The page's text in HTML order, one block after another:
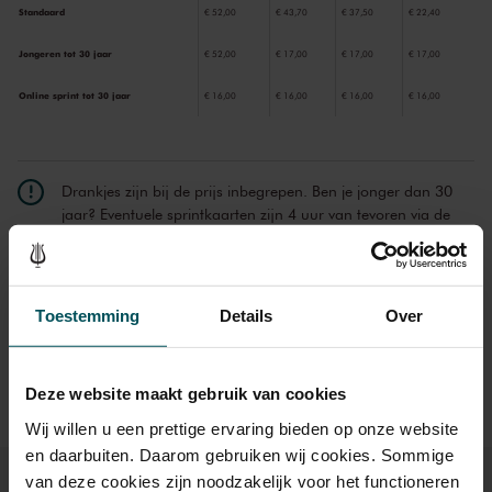
Toestemming Details Over
Deze website maakt gebruik van cookies
Wij willen u een prettige ervaring bieden op onze website
en daarbuiten. Daarom gebruiken wij cookies. Sommige
van deze cookies zijn noodzakelijk voor het functioneren
Standaard € 52,00 € 43,70 € 37,50 € 22,40
Jongeren tot 30 jaar € 52,00 € 17,00 € 17,00 € 17,00
Online sprint tot 30 jaar € 16,00 € 16,00 € 16,00 € 16,00
Drankjes zijn bij de prijs inbegrepen. Ben je jonger dan 30
jaar? Eventuele sprintkaarten zijn 4 uur van tevoren via de
u rolstoelplaatsen bestellen? Mail naar
kassa@concertgebouw.nl of bel de Concertgebouwlijn op